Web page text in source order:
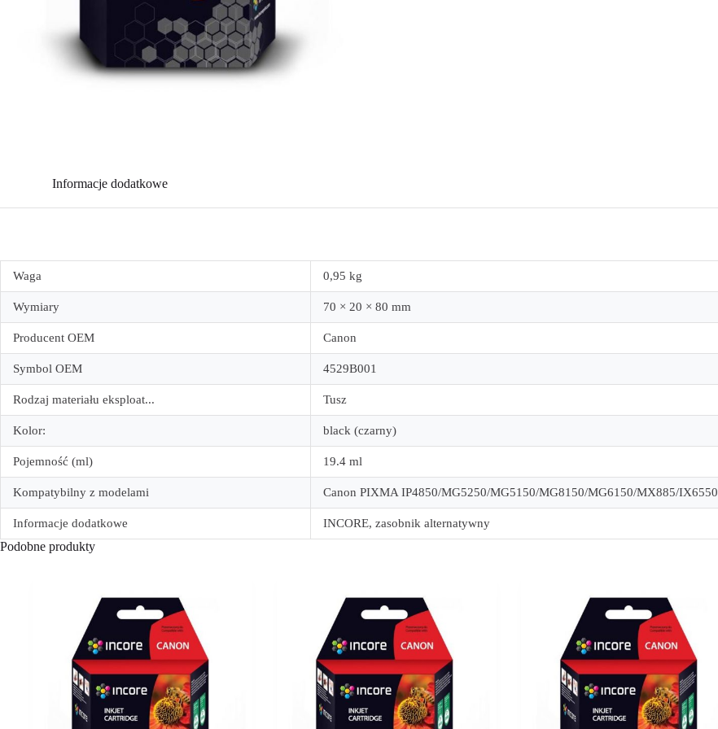
Informacje dodatkowe
Waga 0,95 kg
Wymiary 70 × 20 × 80 mm
Producent OEM Canon
Symbol OEM 4529B001
Rodzaj materiału eksploat... Tusz
Kolor: black (czarny)
Pojemność (ml) 19.4 ml
Kompatybilny z modelami Canon PIXMA IP4850/MG5250/MG5150/MG8150/MG6150/MX885/IX6550
Informacje dodatkowe INCORE, zasobnik alternatywny
Podobne produkty